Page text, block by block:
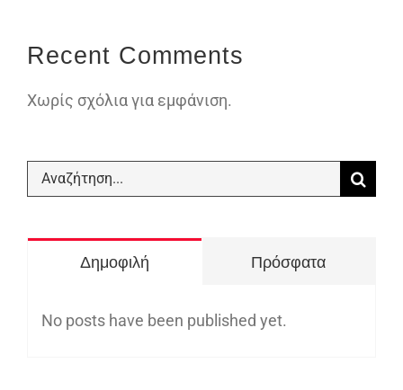
Recent Comments
Χωρίς σχόλια για εμφάνιση.
Αναζήτηση
Δημοφιλή Πρόσφατα
No posts have been published yet.